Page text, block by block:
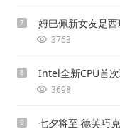
7 姆巴佩新女友是
3763
8 Intel全新CPU首
3698
9 七夕将至 德芙巧